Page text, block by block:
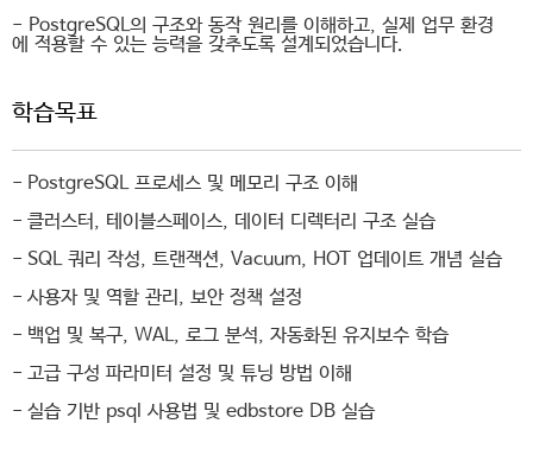
- PostgreSQL의 구조와 동작 원리를 이해하고, 실제 업무 환경
에 적용할 수 있는 능력을 갖추도록 설계되었습니다.
학습목표
- PostgreSQL 프로세스 및 메모리 구조 이해
- 클러스터, 테이블스페이스, 데이터 디렉터리 구조 실습
- SQL 쿼리 작성, 트랜잭션, Vacuum, HOT 업데이트 개념 실습
- 사용자 및 역할 관리, 보안 정책 설정
- 백업 및 복구, WAL, 로그 분석, 자동화된 유지보수 학습
- 고급 구성 파라미터 설정 및 튜닝 방법 이해
- 실습 기반 psql 사용법 및 edbstore DB 실습